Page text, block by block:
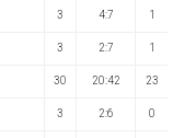
3 4:7 1
3 2:7 1
30 20:42 23
3 2:6 0